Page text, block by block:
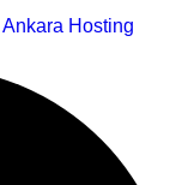
Ankara Hosting